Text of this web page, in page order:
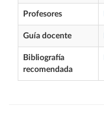
Profesores
Guía docente
Bibliografía
recomendada